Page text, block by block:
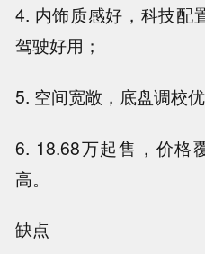
4. 内饰质感好，科技配
驾驶好用；
5. 空间宽敞，底盘调校
6. 18.68万起售，价格
高。
缺点